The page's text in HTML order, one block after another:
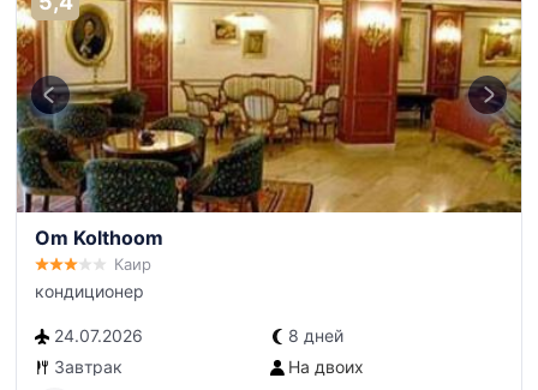
Om Kolthoom
Каир
кондиционер
24.07.2026
8 дней
Завтрак
На двоих